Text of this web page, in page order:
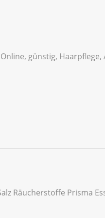
günstig,
Räucherstoffe Prisma